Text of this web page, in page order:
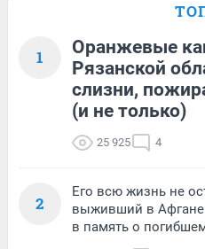
1
Оранжевые
Рязанской
слизни,
(и не только)
25 925 4
2
Его всю жизнь не
выживший в Афгане
в память о